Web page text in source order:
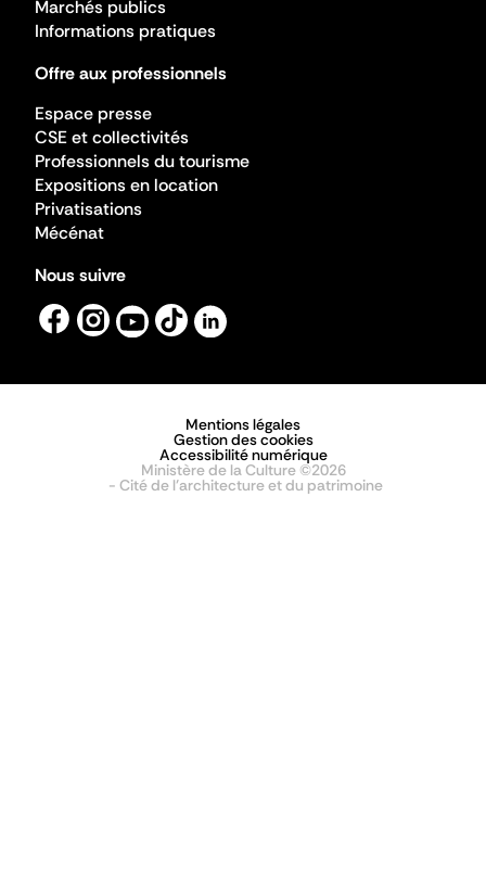
Marchés publics
Informations pratiques
Offre aux professionnels
Espace presse
CSE et collectivités
Professionnels du tourisme
Expositions en location
Privatisations
Mécénat
Nous suivre
Mentions légales
Gestion des cookies
Accessibilité numérique
Ministère de la Culture ©2026
- Cité de l'architecture et du patrimoine